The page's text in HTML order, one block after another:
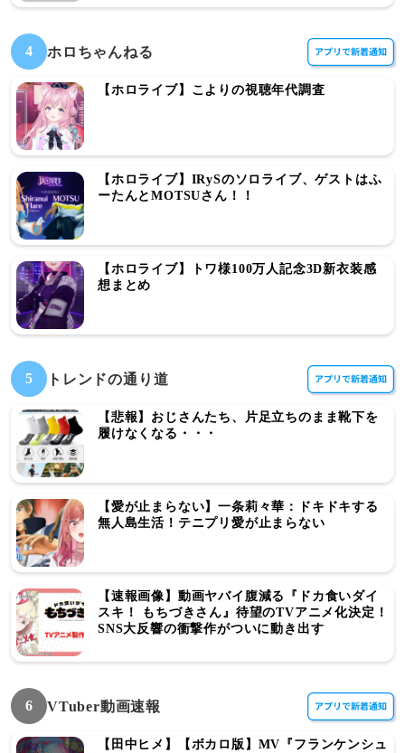
4 ホロちゃんねる
【ホロライブ】こよりの視聴年代調査
【ホロライブ】IRySのソロライブ、ゲストはふ
ーたんとMOTSUさん！！
【ホロライブ】トワ様100万人記念3D新衣装感
想まとめ
5 トレンドの通り道
【悲報】おじさんたち、片足立ちのまま靴下を
履けなくなる・・・
【愛が止まらない】一条莉々華：ドキドキする
無人島生活！テニプリ愛が止まらない
【速報画像】動画ヤバイ腹減る『ドカ食いダイ
スキ！ もちづきさん』待望のTVアニメ化決定！
SNS大反響の衝撃作がついに動き出す
6 VTuber動画速報
【田中ヒメ】【ボカロ版】MV『フランケンシュ